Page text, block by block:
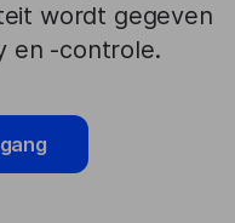
wordt gegeven
en -controle.